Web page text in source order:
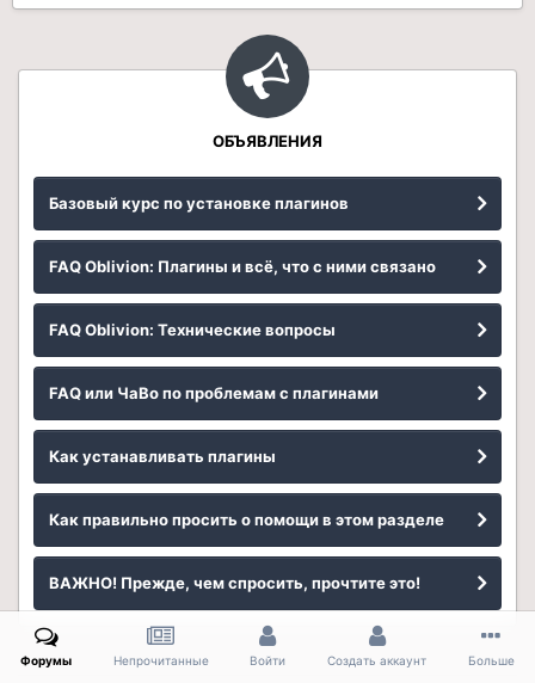
ОБЪЯВЛЕНИЯ
Базовый курс по установке плагинов
FAQ Oblivion: Плагины и всё, что с ними связано
FAQ Oblivion: Технические вопросы
FAQ или ЧаВо по проблемам с плагинами
Как устанавливать плагины
Как правильно просить о помощи в этом разделе
ВАЖНО! Прежде, чем спросить, прочтите это!
Форумы Непрочитанные Войти Создать аккаунт Больше